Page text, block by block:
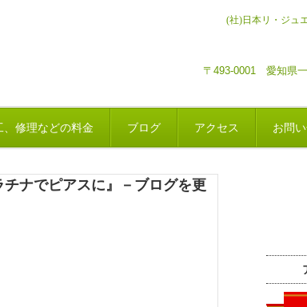
(社)日本リ・ジュ
〒493-0001 愛知県
、修理などの料金 ブログ アクセス お問
ナでピアスに』－ブログを更